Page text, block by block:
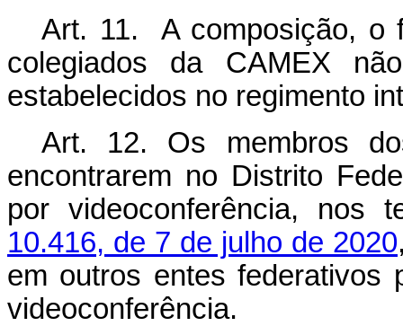
Art. 11. A composição, o
colegiados da CAMEX
estabelecidos no regimento
Art. 12. Os membros
encontrarem no Distrito
por videoconferência,
10.416, de 7 de julho de 2020
em outros entes federativos
videoconferência.